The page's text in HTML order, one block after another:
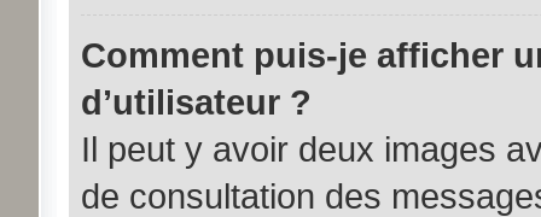
Comment puis-je afficher
d’utilisateur ?
Il peut y avoir deux images
de consultation des